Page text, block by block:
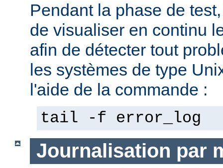
Pendant la phase de
de visualiser en continu
afin de détecter tout
les systèmes de type
l'aide de la commande :
tail -f error_log
Journalisation par